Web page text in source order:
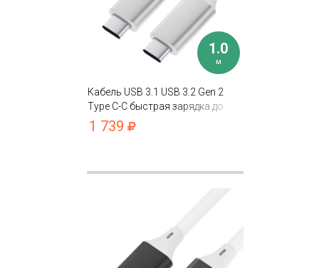
1.0
м
Кабель USB 3.1 USB 3.2 Gen 2
Type C-С быстрая зарядка до
100W/20V/5A 10 Гбит/с
1 739